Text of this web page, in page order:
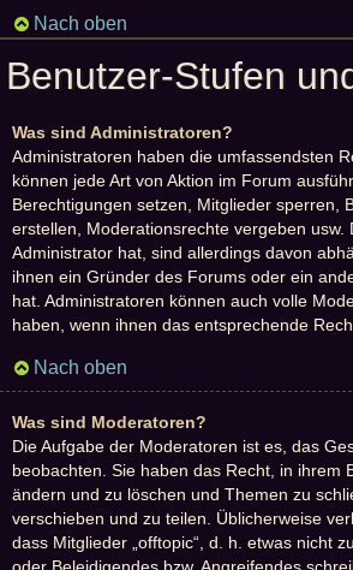
Nach oben
Benutzer-Stufen
Was sind Administratoren?
Administratoren haben die umfassendsten
können jede Art von Aktion im Forum
Berechtigungen setzen, Mitglieder sperren,
erstellen, Moderationsrechte vergeben usw.
Administrator hat, sind allerdings davon
ihnen ein Gründer des Forums oder ein
hat. Administratoren können auch volle
haben, wenn ihnen das entsprechende
Nach oben
Was sind Moderatoren?
Die Aufgabe der Moderatoren ist es, das
beobachten. Sie haben das Recht, in ihrem
ändern und zu löschen und Themen zu
verschieben und zu teilen. Üblicherweise
dass Mitglieder „offtopic“, d. h. etwas nicht